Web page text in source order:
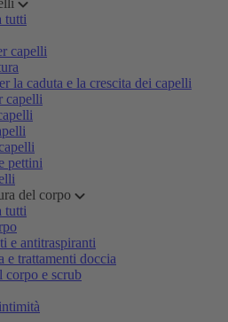
tutti
capelli
la caduta e la crescita dei capelli
capelli
pettini
del corpo
tutti
e antitraspiranti
e trattamenti doccia
corpo e scrub